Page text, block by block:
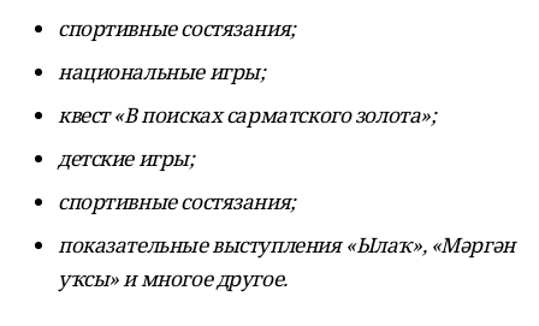
спортивные состязания;
национальные игры;
квест «В поисках сарматского золота»;
детские игры;
спортивные состязания;
показательные выступления «Ылаҡ», «Мәргән
уҡсы» и многое другое.